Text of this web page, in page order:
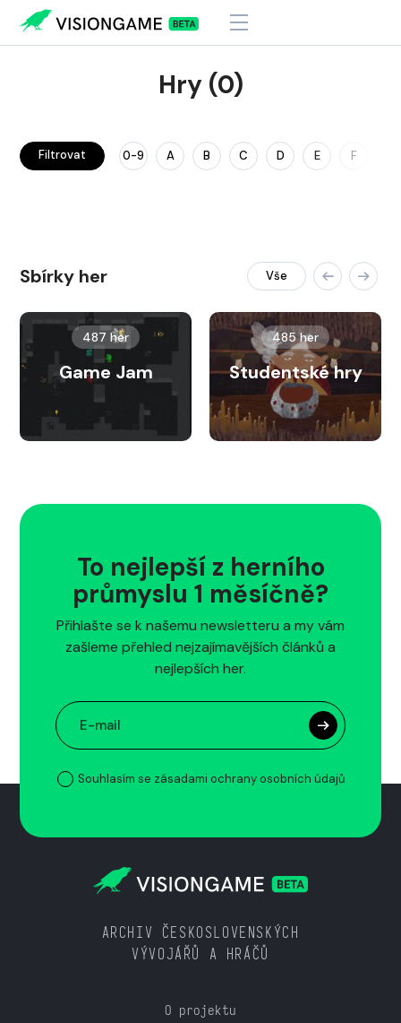
Hry (0)
Filtrovat 0-9 A B C D E F
Sbírky her Vše
487 her
Game Jam
485 her
Studentské hry
To nejlepší z herního
průmyslu 1 měsíčně?
Přihlašte se k našemu newsletteru a my vám
zašleme přehled nejzajímavějších článků a
nejlepších her.
Souhlasím se zásadami ochrany osobních údajů
ARCHIV ČESKOSLOVENSKÝCH
VÝVOJÁŘŮ A HRÁČŮ
O projektu